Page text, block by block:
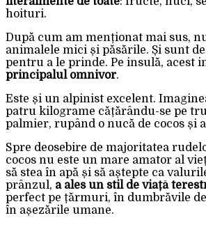
hoituri.
După cum am menționat mai sus,
animalele mici și păsările. Și sunt
pentru a le prinde. Pe insulă, acest
principalul omnivor.
Este și un alpinist excelent.
patru kilograme cățărându-se pe
palmier, rupând o nucă de cocos și
Spre deosebire de majoritatea
cocos nu este un mare amator al
să stea în apă și să aștepte ca
prânzul, a ales un stil de viață
perfect pe țărmuri, în dumbrăvile
în așezările umane.